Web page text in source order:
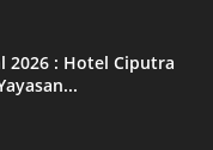
2026 : Hotel Ciputra